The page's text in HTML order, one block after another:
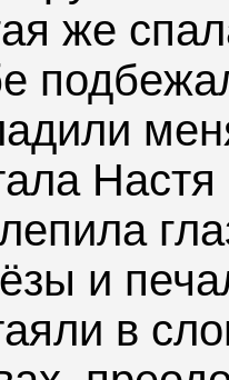
же
и
в